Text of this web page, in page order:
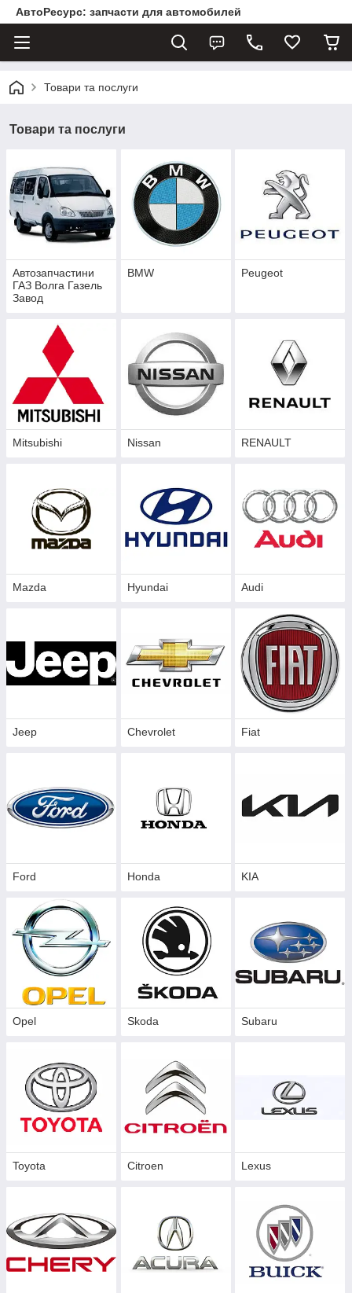
АвтоРесурс: запчасти для автомобилей
Товари та послуги
Товари та послуги
Автозапчастини
ГАЗ Волга Газель
Завод
BMW Peugeot
Mitsubishi Nissan RENAULT
Mazda Hyundai Audi
Jeep Chevrolet Fiat
Ford Honda KIA
Opel Skoda Subaru
Toyota Citroen Lexus